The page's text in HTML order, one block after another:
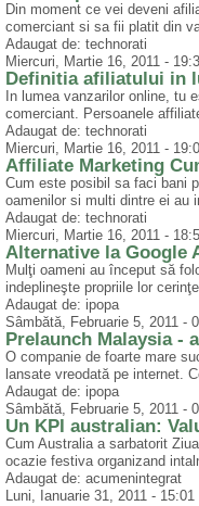
Din moment ce vei deveni
comerciant si sa fii platit din
Adaugat de: technorati
Miercuri, Martie 16, 2011 -
Definitia afiliatului in
In lumea vanzarilor online, tu
comerciant. Persoanele
Adaugat de: technorati
Miercuri, Martie 16, 2011 -
Affiliate Marketing
Cum este posibil sa faci bani
oamenilor si multi dintre ei au
Adaugat de: technorati
Miercuri, Martie 16, 2011 -
Alternative la Google
Mulţi oameni au început să
indeplineşte propriile lor
Adaugat de: ipopa
Sâmbătă, Februarie 5, 2011 -
Prelaunch Malaysia -
O companie de foarte mare
lansate vreodată pe internet.
Adaugat de: ipopa
Sâmbătă, Februarie 5, 2011 -
Un KPI australian:
Cum Australia a sarbatorit
ocazie festiva organizand
Adaugat de: acumenintegrat
Luni, Ianuarie 31, 2011 - 15:01